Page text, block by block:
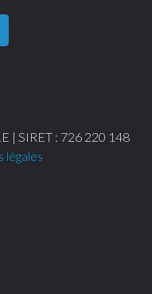
| SIRET : 726 220 148
légales